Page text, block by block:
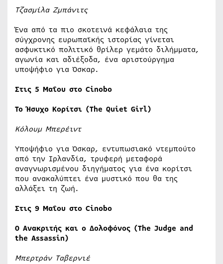
Τζασμίλα Ζμπάνιτς
Ένα από τα πιο σκοτεινά κεφάλαια της
σύγχρονης ευρωπαϊκής ιστορίας γίνεται
ασφυκτικό πολιτικό θρίλερ γεμάτο διλήμματα,
αγωνία και αδιέξοδα, ένα αριστούργημα
υποψήφιο για Όσκαρ.
Στις 5 Μαΐου στο Cinobo
Το Ήσυχο Κορίτσι (The Quiet Girl)
Κόλουμ Μπερέιντ
Υποψήφιο για Όσκαρ, εντυπωσιακό ντεμπούτο
από την Ιρλανδία, τρυφερή μεταφορά
αναγνωρισμένου διηγήματος για ένα κορίτσι
που ανακαλύπτει ένα μυστικό που θα της
αλλάξει τη ζωή.
Στις 9 Μαΐου στο Cinobo
O Ανακριτής και ο Δολοφόνος (The Judge and
the Assassin)
Μπερτράν Ταβερνιέ